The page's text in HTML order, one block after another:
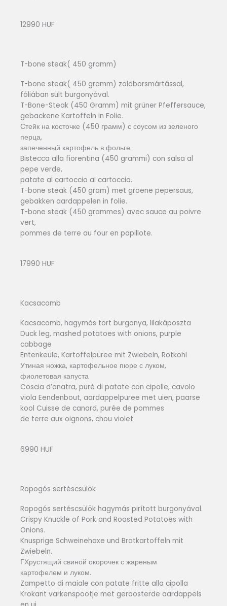
12990 HUF
T-bone steak( 450 gramm)
T-bone steak( 450 gramm) zöldborsmártással,
fóliában sült burgonyával.
T-Bone-Steak (450 Gramm) mit grüner Pfeffersauce,
gebackene Kartoffeln in Folie.
Стейк на косточке (450 грамм) с соусом из зеленого
перца,
запеченный картофель в фольге.
Bistecca alla fiorentina (450 grammi) con salsa al
pepe verde,
patate al cartoccio al cartoccio.
T-bone steak (450 gram) met groene pepersaus,
gebakken aardappelen in folie.
T-bone steak (450 grammes) avec sauce au poivre
vert,
pommes de terre au four en papillote.
17990 HUF
Kacsacomb
Kacsacomb, hagymás tört burgonya, lilakáposzta
Duck leg, mashed potatoes with onions, purple
cabbage
Entenkeule, Kartoffelpüree mit Zwiebeln, Rotkohl
Утиная ножка, картофельное пюре с луком,
фиолетовая капуста
Coscia d’anatra, purè di patate con cipolle, cavolo
viola Eendenbout, aardappelpuree met uien, paarse
kool Cuisse de canard, purée de pommes
de terre aux oignons, chou violet
6990 HUF
Ropogós sertéscsülök
Ropogós sertéscsülök hagymás pirított burgonyával.
Crispy Knuckle of Pork and Roasted Potatoes with
Onions.
Knusprige Schweinehaxe und Bratkartoffeln mit
Zwiebeln.
ГХрустящий свиной окорочек с жареным
картофелем и луком.
Zampetto di maiale con patate fritte alla cipolla
Krokant varkenspootje met geroosterde aardappels